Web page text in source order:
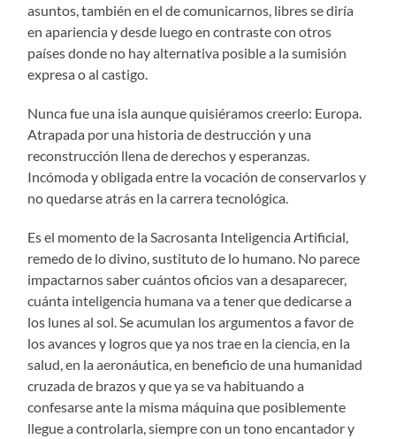
asuntos, también en el de comunicarnos, libres se diría
en apariencia y desde luego en contraste con otros
países donde no hay alternativa posible a la sumisión
expresa o al castigo.
Nunca fue una isla aunque quisiéramos creerlo: Europa.
Atrapada por una historia de destrucción y una
reconstrucción llena de derechos y esperanzas.
Incómoda y obligada entre la vocación de conservarlos y
no quedarse atrás en la carrera tecnológica.
Es el momento de la Sacrosanta Inteligencia Artificial,
remedo de lo divino, sustituto de lo humano. No parece
impactarnos saber cuántos oficios van a desaparecer,
cuánta inteligencia humana va a tener que dedicarse a
los lunes al sol. Se acumulan los argumentos a favor de
los avances y logros que ya nos trae en la ciencia, en la
salud, en la aeronáutica, en beneficio de una humanidad
cruzada de brazos y que ya se va habituando a
confesarse ante la misma máquina que posiblemente
llegue a controlarla, siempre con un tono encantador y